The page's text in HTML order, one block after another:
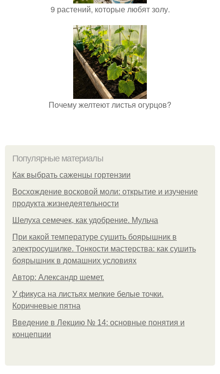
9 растений, которые любят золу.
Почему желтеют листья огурцов?
Популярные материалы
Как выбрать саженцы гортензии
Восхождение восковой моли: открытие и изучение
продукта жизнедеятельности
Шелуха семечек, как удобрение. Мульча
При какой температуре сушить боярышник в
электросушилке. Тонкости мастерства: как сушить
боярышник в домашних условиях
Автор: Александр шемет.
У фикуса на листьях мелкие белые точки.
Коричневые пятна
Введение в Лекцию № 14: основные понятия и
концепции